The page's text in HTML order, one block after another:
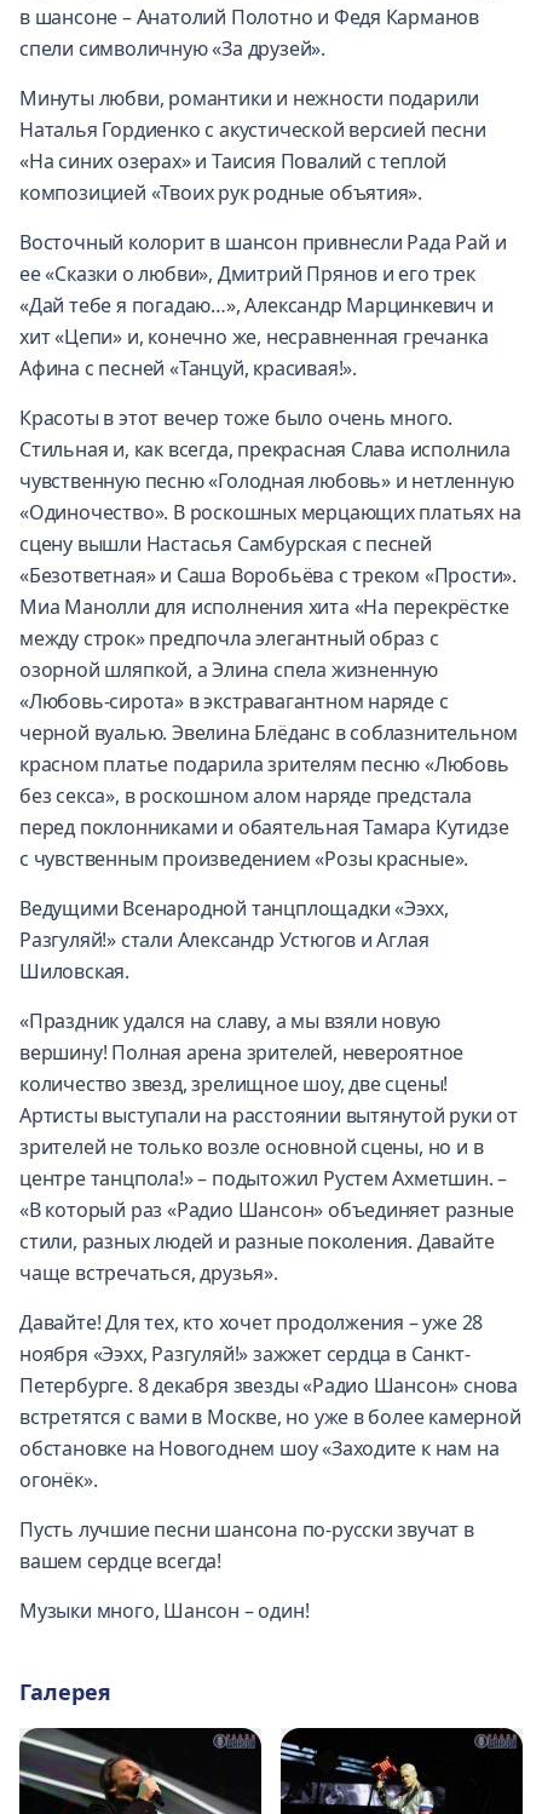
в шансоне – Анатолий Полотно и Федя Карманов
спели символичную «За друзей».
Минуты любви, романтики и нежности подарили
Наталья Гордиенко с акустической версией песни
«На синих озерах» и Таисия Повалий с теплой
композицией «Твоих рук родные объятия».
Восточный колорит в шансон привнесли Рада Рай и
ее «Сказки о любви», Дмитрий Прянов и его трек
«Дай тебе я погадаю…», Александр Марцинкевич и
хит «Цепи» и, конечно же, несравненная гречанка
Афина с песней «Танцуй, красивая!».
Красоты в этот вечер тоже было очень много.
Стильная и, как всегда, прекрасная Слава исполнила
чувственную песню «Голодная любовь» и нетленную
«Одиночество». В роскошных мерцающих платьях на
сцену вышли Настасья Самбурская с песней
«Безответная» и Саша Воробьёва с треком «Прости».
Миа Манолли для исполнения хита «На перекрёстке
между строк» предпочла элегантный образ с
озорной шляпкой, а Элина спела жизненную
«Любовь-сирота» в экстравагантном наряде с
черной вуалью. Эвелина Блёданс в соблазнительном
красном платье подарила зрителям песню «Любовь
без секса», в роскошном алом наряде предстала
перед поклонниками и обаятельная Тамара Кутидзе
с чувственным произведением «Розы красные».
Ведущими Всенародной танцплощадки «Ээхх,
Разгуляй!» стали Александр Устюгов и Аглая
Шиловская.
«Праздник удался на славу, а мы взяли новую
вершину! Полная арена зрителей, невероятное
количество звезд, зрелищное шоу, две сцены!
Артисты выступали на расстоянии вытянутой руки от
зрителей не только возле основной сцены, но и в
центре танцпола!» – подытожил Рустем Ахметшин. –
«В который раз «Радио Шансон» объединяет разные
стили, разных людей и разные поколения. Давайте
чаще встречаться, друзья».
Давайте! Для тех, кто хочет продолжения – уже 28
ноября «Ээхх, Разгуляй!» зажжет сердца в Санкт-
Петербурге. 8 декабря звезды «Радио Шансон» снова
встретятся с вами в Москве, но уже в более камерной
обстановке на Новогоднем шоу «Заходите к нам на
огонёк».
Пусть лучшие песни шансона по-русски звучат в
вашем сердце всегда!
Музыки много, Шансон – один!
Галерея